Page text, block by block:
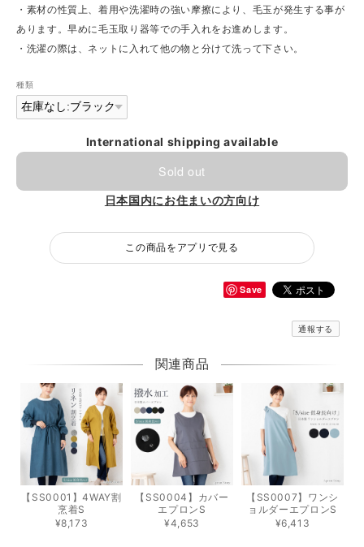
・素材の性質上、着用や洗濯時の強い摩擦により、毛玉が発生する事が
あります。早めに毛玉取り器等での手入れをお進めします。
・洗濯の際は、ネットに入れて他の物と分けて洗って下さい。
種類
International shipping available
Sold out
日本国内にお住まいの方向け
この商品をアプリで見る
Save
通報する
関連商品
【SS0001】4WAY割
烹着S
¥8,173
【SS0004】カバー
エプロンS
¥4,653
【SS0007】ワンシ
ョルダーエプロンS
¥6,413